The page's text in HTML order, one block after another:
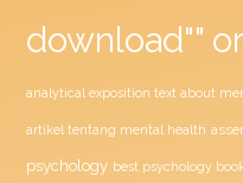
download""
analytical exposition text about
artikel tentang mental health
psychology best psychology